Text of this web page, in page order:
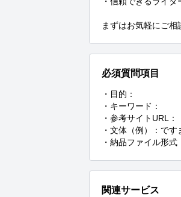
まずはお気軽にご相
必須質問項目
・目的：
・キーワード：
・参考サイトURL：
・文体（例）：で
・納品ファイル形
関連サービス